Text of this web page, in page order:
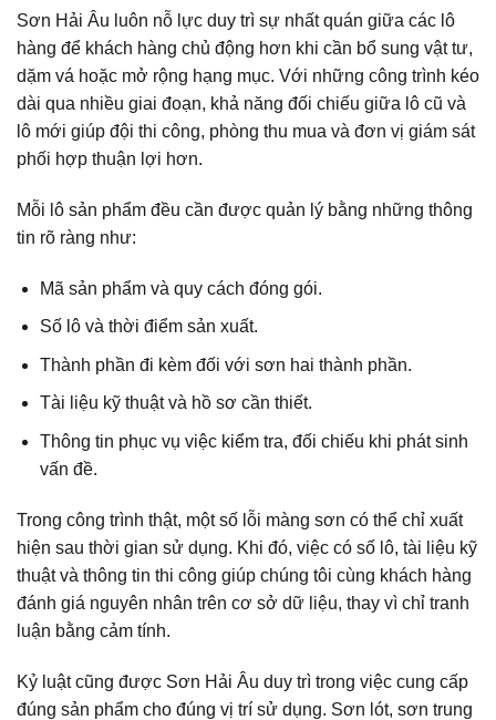
Sơn Hải Âu luôn nỗ lực duy trì sự nhất quán giữa các lô
hàng để khách hàng chủ động hơn khi cần bổ sung vật tư,
dặm vá hoặc mở rộng hạng mục. Với những công trình kéo
dài qua nhiều giai đoạn, khả năng đối chiếu giữa lô cũ và
lô mới giúp đội thi công, phòng thu mua và đơn vị giám sát
phối hợp thuận lợi hơn.
Mỗi lô sản phẩm đều cần được quản lý bằng những thông
tin rõ ràng như:
Mã sản phẩm và quy cách đóng gói.
Số lô và thời điểm sản xuất.
Thành phần đi kèm đối với sơn hai thành phần.
Tài liệu kỹ thuật và hồ sơ cần thiết.
Thông tin phục vụ việc kiểm tra, đối chiếu khi phát sinh
vấn đề.
Trong công trình thật, một số lỗi màng sơn có thể chỉ xuất
hiện sau thời gian sử dụng. Khi đó, việc có số lô, tài liệu kỹ
thuật và thông tin thi công giúp chúng tôi cùng khách hàng
đánh giá nguyên nhân trên cơ sở dữ liệu, thay vì chỉ tranh
luận bằng cảm tính.
Kỷ luật cũng được Sơn Hải Âu duy trì trong việc cung cấp
đúng sản phẩm cho đúng vị trí sử dụng. Sơn lót, sơn trung